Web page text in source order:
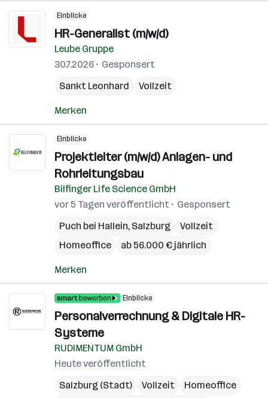
Einblicke
HR-Generalist (m/w/d)
Leube Gruppe
30.7.2026
Gesponsert
Sankt Leonhard
Vollzeit
Merken
Einblicke
Projektleiter (m/w/d) Anlagen- und
Rohrleitungsbau
Bilfinger Life Science GmbH
vor 5 Tagen veröffentlicht
Gesponsert
Puch bei Hallein, Salzburg
Vollzeit
Homeoffice
ab 56.000 € jährlich
Merken
Einblicke
Personalverrechnung & Digitale HR-
Systeme
RUDIMENTUM GmbH
Heute veröffentlicht
Salzburg (Stadt)
Vollzeit
Homeoffice